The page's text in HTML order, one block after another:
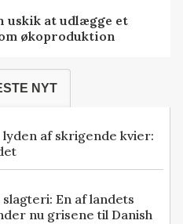
uskik at udlægge et
økoproduktion
NYT
af skrigende kvier:
En af landets
nu grisene til Danish